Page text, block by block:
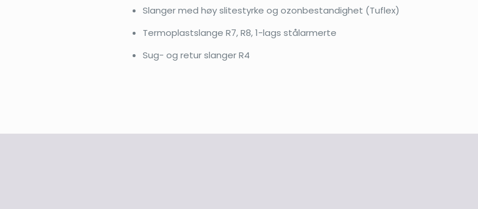
Slanger med høy slitestyrke og ozonbestandighet (Tuflex)
Termoplastslange R7, R8, 1-lags stålarmerte
Sug- og retur slanger R4